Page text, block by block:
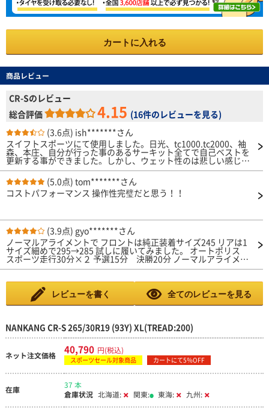
カートに入れる
商品レビュー
CR-Sのレビュー
総合評価
4.15 (16件のレビューを見る)
(3.6点) ish*******さん
スイフトスポーツにて使用しました。日光、tc1000.tc2000、袖
森、本庄、自分が行った事のあるサーキット全てで自己ベストを
更新する事ができました。しかし、ウェット性のは悲しい感じで
す、tc1000でウェットで走りましたが普段履きしているエコタイ
ヤよりタイムがでましせんでした。 それ以外は性能、価格とも
に素晴らしいタイヤだと思います
(5.0点) tom*******さん
コストパフォーマンス 操作性完璧だと思う！！
(3.9点) gyo*******さん
ノーマルアライメントで フロントは純正装着サイズ245 リアは1
サイズ細めで295→285 試しに履いてみました。 オートポリス
スポーツ走行30分×２ 予選15分 決勝20分 ノーマルアライメン
トでオーポリは だいぶ厳しい感じ。 上記走行でタイヤ外側がナ
して トラックアライメントで もう一度試してみます。
レビューを書く 全てのレビューを見る
NANKANG CR-S 265/30R19 (93Y) XL(TREAD:200)
ネット注文価格 40,790 円(税込)
スポーツセール対象商品 カートにて5％OFF
在庫
37 本
倉庫状況 北海道: 関東: 東海: 九州: